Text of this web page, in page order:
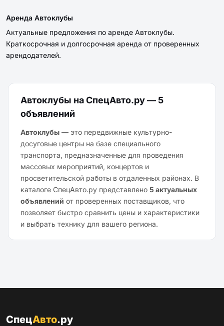
Аренда Автоклубы
Актуальные предложения по аренде Автоклубы.
Краткосрочная и долгосрочная аренда от проверенных
арендодателей.
Автоклубы на СпецАвто.ру — 5
объявлений
Автоклубы — это передвижные культурно-
досуговые центры на базе специального
транспорта, предназначенные для проведения
массовых мероприятий, концертов и
просветительской работы в отдаленных районах. В
каталоге СпецАвто.ру представлено 5 актуальных
объявлений от проверенных поставщиков, что
позволяет быстро сравнить цены и характеристики
и выбрать технику для вашего региона.
СпецАвто.ру